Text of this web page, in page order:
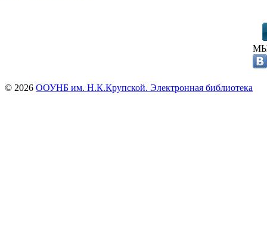
© 2026 ООУНБ им. Н.К.Крупской. Электронная библиотека